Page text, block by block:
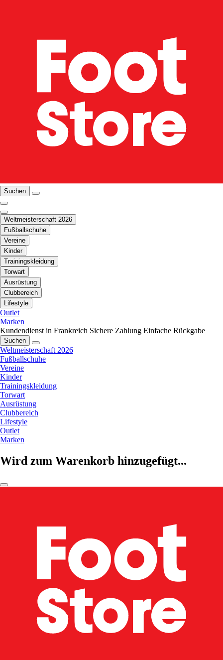
Suchen
Weltmeisterschaft 2026
Fußballschuhe
Vereine
Kinder
Trainingskleidung
Torwart
Ausrüstung
Clubbereich
Lifestyle
Outlet
Marken
Kundendienst in Frankreich Sichere Zahlung Einfache Rückgabe
Suchen
Weltmeisterschaft 2026
Fußballschuhe
Vereine
Kinder
Trainingskleidung
Torwart
Ausrüstung
Clubbereich
Lifestyle
Outlet
Marken
Wird zum Warenkorb hinzugefügt...